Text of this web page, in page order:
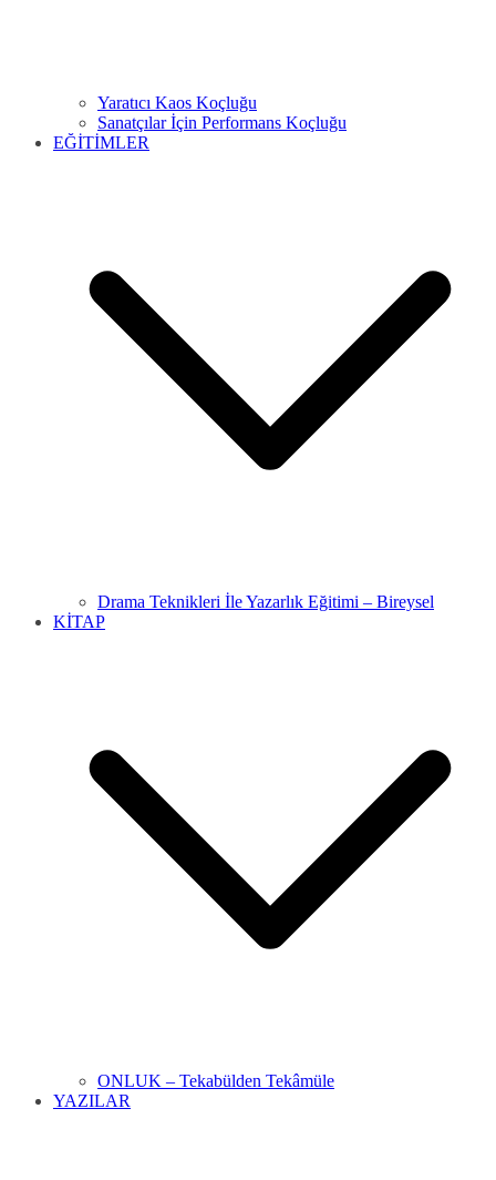
Yaratıcı Kaos Koçluğu
Sanatçılar İçin Performans Koçluğu
EĞİTİMLER
Drama Teknikleri İle Yazarlık Eğitimi – Bireysel
KİTAP
ONLUK – Tekabülden Tekâmüle
YAZILAR